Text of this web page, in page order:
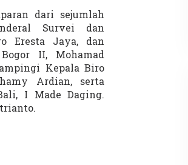
dari sejumlah
Survei dan
Eresta Jaya, dan
II, Mohamad
Kepala Biro
Ardian, serta
I Made Daging.